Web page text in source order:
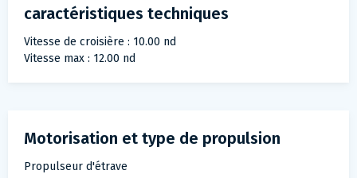
caractéristiques techniques
Vitesse de croisière : 10.00 nd
Vitesse max : 12.00 nd
Motorisation et type de propulsion
Propulseur d'étrave